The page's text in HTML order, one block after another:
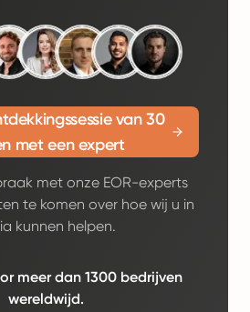
van 30
met een expert
met onze EOR-experts
te komen over hoe wij u in
kunnen helpen.
meer dan 1300 bedrijven
wereldwijd.